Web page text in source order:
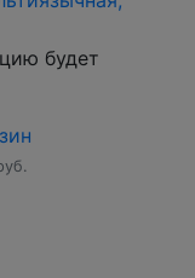
будет